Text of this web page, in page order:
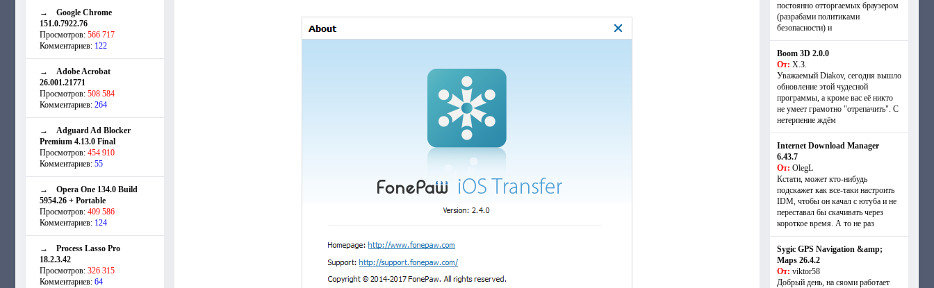
→ Google Chrome
151.0.7922.76
Просмотров: 566 717
Комментариев: 122
→ Adobe Acrobat
26.001.21771
Просмотров: 508 584
Комментариев: 264
→ Adguard Ad Blocker
Premium 4.13.0 Final
Просмотров: 454 910
Комментариев: 55
→ Opera One 134.0 Build
5954.26 + Portable
Просмотров: 409 586
Комментариев: 124
→ Process Lasso Pro
18.2.3.42
Просмотров: 326 315
Комментариев: 64
постоянно отторгаемых браузером
(разрабами политиками
безопасности) и
Boom 3D 2.0.0
От: Х.З.
Уважаемый Diakov, сегодня вышло
обновление этой чудесной
программы, а кроме вас её никто
не умеет грамотно "отрепачить". С
нетерпение ждём
Internet Download Manager
6.43.7
От: OlegL
Кстати, может кто-нибудь
подскажет как все-таки настроить
IDM, чтобы он качал с ютуба и не
переставал бы скачивать через
короткое время. А то не раз
Sygic GPS Navigation &amp;
Maps 26.4.2
От: viktor58
Добрый день, на сяоми работает